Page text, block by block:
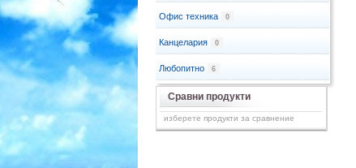
Офис техника 0
Канцелария 0
Любопитно 6
Сравни продукти
изберете продукти за сравнение